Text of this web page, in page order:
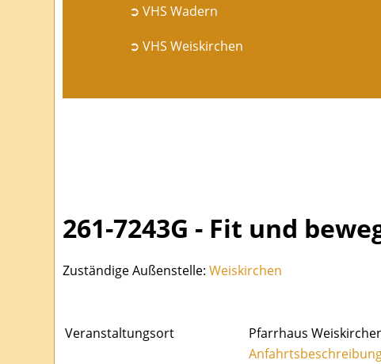
➲ VHS Wadern
➲ VHS Weiskirchen
261-7243G - Fit und
Zuständige Außenstelle: Weiskirchen
Veranstaltungsort
Pfarrhaus